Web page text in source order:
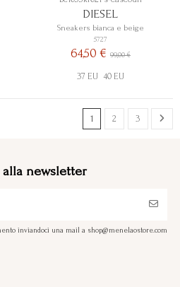
34 EU 35 EU
Sneakers bianca e beige
DIESEL
5727
64,50 € 99,00 €
37 EU 40 EU
1 2 3
newsletter
inviandoci una mail a shop@menelaostore.com